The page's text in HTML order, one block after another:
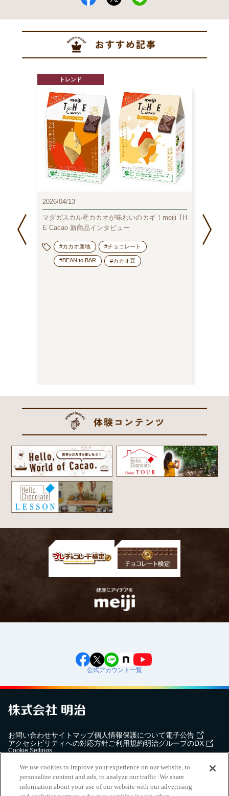
トレンド
2026/04/13
マダガスカル産カカオが味わいのカギ！meiji TH
E Cacao 新商品インタビュー
#カカオ産地 #チョコレート
#BEAN to BAR #カカオ豆
2026
公式アカウント一覧
お問い合わせサイトマップ個人情報保護について電子公告
アクセシビリティへの対応方針ご利用規約明治グループのDX
Cookie Settings
We use cookies to improve your experience on our website, to
personalize content and ads, to analyze our traffic. We share
information about your use of our website with our advertising